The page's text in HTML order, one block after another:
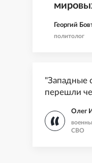
нм"
Георгий
политолог
"Западные
перешли
Олег
СВО